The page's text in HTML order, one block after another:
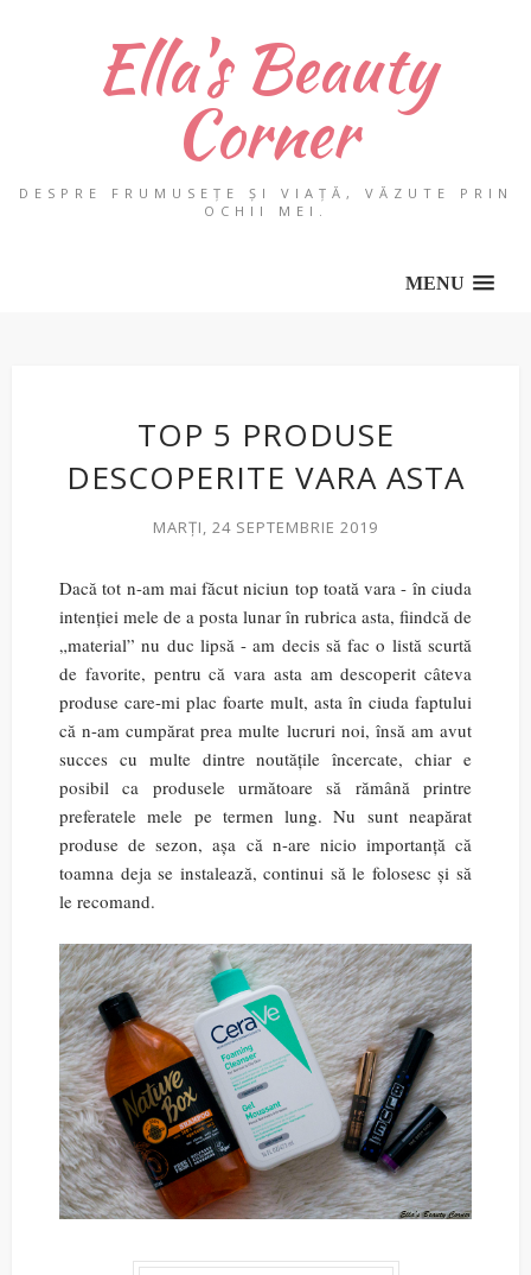
Ella's Beauty
Corner
DESPRE FRUMUSEȚE ȘI VIAȚĂ, VĂZUTE PRIN
OCHII MEI.
MENU
TOP 5 PRODUSE
DESCOPERITE VARA ASTA
MARȚI, 24 SEPTEMBRIE 2019
Dacă tot n-am mai făcut niciun top toată vara - în ciuda
intenției mele de a posta lunar în rubrica asta, fiindcă de
„material” nu duc lipsă - am decis să fac o listă scurtă
de favorite, pentru că vara asta am descoperit câteva
produse care-mi plac foarte mult, asta în ciuda faptului
că n-am cumpărat prea multe lucruri noi, însă am avut
succes cu multe dintre noutățile încercate, chiar e
posibil ca produsele următoare să rămână printre
preferatele mele pe termen lung. Nu sunt neapărat
produse de sezon, așa că n-are nicio importanță că
toamna deja se instalează, continui să le folosesc și să
le recomand.